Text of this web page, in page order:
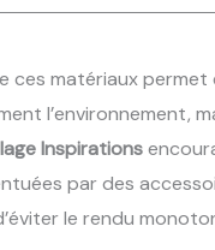
ces matériaux
l’environnement,
Inspirations
par des
le rendu